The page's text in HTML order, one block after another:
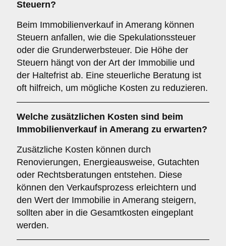
Steuern?
Beim Immobilienverkauf in Amerang können
Steuern anfallen, wie die Spekulationssteuer
oder die Grunderwerbsteuer. Die Höhe der
Steuern hängt von der Art der Immobilie und
der Haltefrist ab. Eine steuerliche Beratung ist
oft hilfreich, um mögliche Kosten zu reduzieren.
Welche zusätzlichen Kosten sind beim
Immobilienverkauf in Amerang zu erwarten?
Zusätzliche Kosten können durch
Renovierungen, Energieausweise, Gutachten
oder Rechtsberatungen entstehen. Diese
können den Verkaufsprozess erleichtern und
den Wert der Immobilie in Amerang steigern,
sollten aber in die Gesamtkosten eingeplant
werden.